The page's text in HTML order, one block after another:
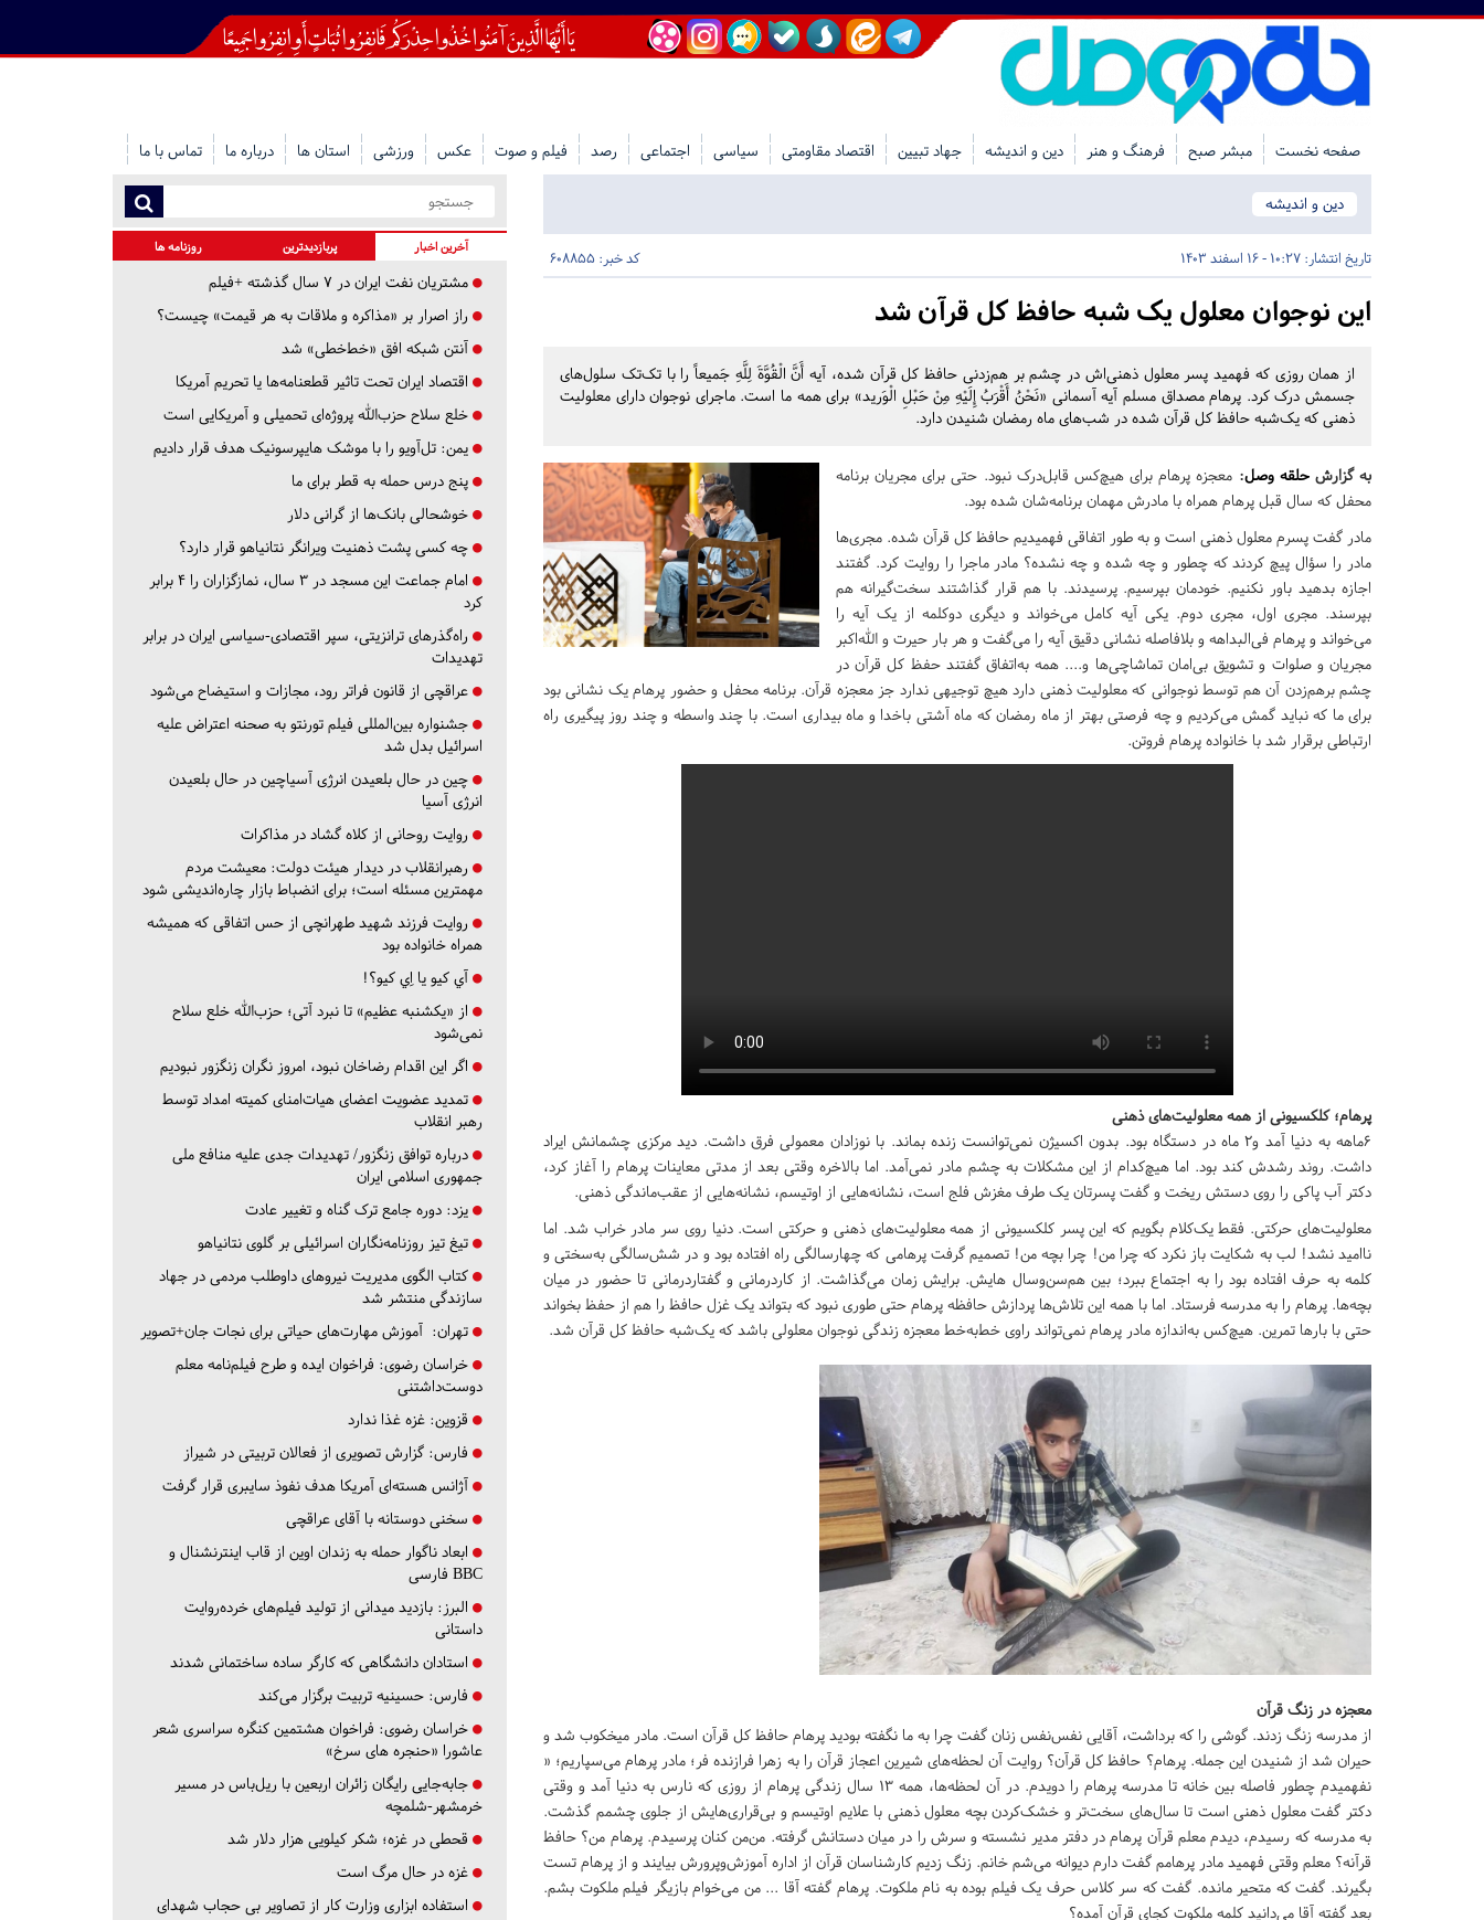
صفحه نخست مبشر صبح فرهنگ و هنر دین و اندیشه جهاد تبیین اقتصاد مقاومتی سیاسی اجتماعی رصد فیلم و صوت عکس ورزشی استان ها درباره ما تماس با ما
دین و اندیشه
تاریخ انتشار: 10:27 - 16 اسفند 1403 کد خبر: 608855
این نوجوان معلول یک شبه حافظ کل قرآن شد
از همان روزی که فهمید پسر معلول ذهنی‌اش در چشم بر هم‌زدنی حافظ کل قرآن شده، آیه أَنَّ الْقُوَّةَ لِلَّهِ جَمیعاً را با تک‌تک سلول‌های
جسمش درک کرد. پرهام مصداق مسلم آیه آسمانی «نَحْنُ أَقْرَبُ إِلَیْهِ مِنْ حَبْلِ الْوَرید» برای همه ما است. ماجرای نوجوان دارای معلولیت
ذهنی که یک‌شبه حافظ کل قرآن شده در شب‌های ماه رمضان شنیدن دارد.
به گزارشحلقه وصل: معجزه پرهام برای هیچ‌کس قابل‌درک نبود. حتی برای مجریان برنامه
محفل که سال قبل پرهام همراه با مادرش مهمان برنامه‌شان شده بود.
مادر گفت پسرم معلول ذهنی است و به طور اتفاقی فهمیدیم حافظ کل قرآن شده. مجری‌ها
مادر را سؤال پیچ کردند که چطور و چه شده و چه نشده؟ مادر ماجرا را روایت کرد. گفتند
اجازه بدهید باور نکنیم. خودمان بپرسیم. پرسیدند. با هم قرار گذاشتند سخت‌گیرانه هم
بپرسند. مجری اول، مجری دوم. یکی آیه کامل می‌خواند و دیگری دوکلمه از یک آیه را
می‌خواند و پرهام فی‌البداهه و بلافاصله نشانی دقیق آیه را می‌گفت و هر بار حیرت و الله‌اکبر
مجریان و صلوات و تشویق بی‌امان تماشاچی‌ها و.... همه به‌اتفاق گفتند حفظ کل قرآن در
چشم برهم‌زدن آن هم توسط نوجوانی که معلولیت ذهنی دارد هیچ توجیهی ندارد جز معجزه قرآن. برنامه محفل و حضور پرهام یک نشانی بود
برای ما که نباید گمش می‌کردیم و چه فرصتی بهتر از ماه رمضان که ماه آشتی باخدا و ماه بیداری است. با چند واسطه و چند روز پیگیری راه
ارتباطی برقرار شد با خانواده پرهام فروتن.
پرهام؛ کلکسیونی از همه معلولیت‌های ذهنی
6ماهه به دنیا آمد و2 ماه در دستگاه بود. بدون اکسیژن نمی‌توانست زنده بماند. با نوزادان معمولی فرق داشت. دید مرکزی چشمانش ایراد
داشت. روند رشدش کند بود. اما هیچ‌کدام از این مشکلات به چشم مادر نمی‌آمد. اما بالاخره وقتی بعد از مدتی معاینات پرهام را آغاز کرد،
دکتر آب پاکی را روی دستش ریخت و گفت پسرتان یک طرف مغزش فلج است، نشانه‌هایی از اوتیسم، نشانه‌هایی از عقب‌ماندگی ذهنی.
معلولیت‌های حرکتی. فقط یک‌کلام بگویم که این پسر کلکسیونی از همه معلولیت‌های ذهنی و حرکتی است. دنیا روی سر مادر خراب شد. اما
ناامید نشد! لب به شکایت باز نکرد که چرا من! چرا بچه من! تصمیم گرفت پرهامی که چهارسالگی راه افتاده بود و در شش‌سالگی به‌سختی و
کلمه به حرف افتاده بود را به اجتماع ببرد؛ بین هم‌سن‌وسال هایش. برایش زمان می‌گذاشت. از کاردرمانی و گفتاردرمانی تا حضور در میان
بچه‌ها. پرهام را به مدرسه فرستاد. اما با همه این تلاش‌ها پردازش حافظه پرهام حتی طوری نبود که بتواند یک غزل حافظ را هم از حفظ بخواند
حتی با بارها تمرین. هیچ‌کس به‌اندازه مادر پرهام نمی‌تواند راوی خط‌به‌خط معجزه زندگی نوجوان معلولی باشد که یک‌شبه حافظ کل قرآن شد.
معجزه در زنگ قرآن
از مدرسه زنگ زدند. گوشی را که برداشت، آقایی نفس‌نفس زنان گفت چرا به ما نگفته بودید پرهام حافظ کل قرآن است. مادر میخکوب شد و
حیران شد از شنیدن این جمله. پرهام؟ حافظ کل قرآن؟ روایت آن لحظه‌های شیرین اعجاز قرآن را به زهرا فرازنده فر؛ مادر پرهام می‌سپاریم؛ «
نفهمیدم چطور فاصله بین خانه تا مدرسه پرهام را دویدم. در آن لحظه‌ها، همه 13 سال زندگی پرهام از روزی که نارس به دنیا آمد و وقتی
دکتر گفت معلول ذهنی است تا سال‌های سخت‌تر و خشک‌کردن بچه معلول ذهنی با علایم اوتیسم و بی‌قراری‌هایش از جلوی چشمم گذشت.
به مدرسه که رسیدم، دیدم معلم قرآن پرهام در دفتر مدیر نشسته و سرش را در میان دستانش گرفته. من‌من کنان پرسیدم. پرهام من؟ حافظ
قرآنه؟ معلم وقتی فهمید مادر پرهامم گفت دارم دیوانه می‌شم خانم. زنگ زدیم کارشناسان قرآن از اداره آموزش‌وپرورش بیایند و از پرهام تست
بگیرند. گفت که متحیر مانده. گفت که سر کلاس حرف یک فیلم بوده به نام ملکوت. پرهام گفته آقا ... من می‌خوام بازیگر فیلم ملکوت بشم.
بعد گفته آقا می‌دانید کلمه ملکوت کجای قرآن آمده؟
آخرین اخبار پربازدیدترین روزنامه ها
مشتریان نفت ایران در ۷ سال گذشته +فیلم
راز اصرار بر «مذاکره و ملاقات به هر قیمت» چیست؟
آنتن شبکه افق «خط‌خطی» شد
اقتصاد ایران تحت تاثیر قطعنامه‌ها یا تحریم‌ آمریکا
خلع سلاح حزب‌الله پروژه‌ای تحمیلی و آمریکایی است
یمن: تل‌آویو را با موشک هایپرسونیک هدف قرار دادیم
پنج درس‌ حمله به قطر برای ما
خوشحالی بانک‌ها از گرانی دلار
چه کسی پشت ذهنیت ویرانگر نتانیاهو قرار دارد؟
امام جماعت این مسجد در ۳ سال، نمازگزاران را ۴ برابر
کرد
راه‌گذرهای ترانزیتی، سپر اقتصادی-سیاسی ایران در برابر
تهدیدات
عراقچی از قانون فراتر رود، مجازات و استیضاح می‌شود
جشنواره بین‌المللی فیلم تورنتو به صحنه اعتراض علیه
اسرائیل بدل شد
چین در حال بلعیدن انرژی آسیاچین در حال بلعیدن
انرژی آسیا
روایت روحانی از کلاه گشاد در مذاکرات
رهبرانقلاب در دیدار هیئت دولت: معیشت مردم
مهمترین مسئله است؛ برای انضباط بازار چاره‌اندیشی شود
روایت فرزند شهید طهرانچی از حس اتفاقی که همیشه
همراه خانواده بود
آي كيو يا اِي كيو؟!
از «یکشنبه عظیم» تا نبرد آتی؛ حزب‌الله خلع سلاح
نمی‌شود
اگر این اقدام رضاخان نبود، امروز نگران زنگزور نبودیم
تمدید عضویت اعضای هیات‌امنای کمیته امداد توسط
رهبر انقلاب
درباره توافق زنگزور/ تهدیدات جدی علیه منافع ملی
جمهوری اسلامی ایران
یزد: دوره جامع ترک گناه و تغییر عادت
تیغ تیز روزنامه‌نگاران اسرائیلی بر گلوی نتانیاهو
کتاب الگوی مدیریت نیروهای داوطلب مردمی در جهاد
سازندگی منتشر شد
تهران: آموزش مهارت‌های حیاتی برای نجات جان+تصویر
خراسان رضوی: فراخوان ایده و طرح فیلم‌نامه معلم
دوست‌داشتنی
قزوین: غزه غذا ندارد
فارس: گزارش تصویری از فعالان تربیتی در شیراز
آژانس هسته‌ای آمریکا هدف نفوذ سایبری قرار گرفت
سخنی دوستانه با آقای عراقچی
ابعاد ناگوار حمله به زندان اوین از قاب اینترنشنال و
BBC فارسی
البرز: بازدید میدانی از تولید فیلم‌های خرده‌روایت
داستانی
استادان دانشگاهی که کارگر ساده ساختمانی شدند
فارس: حسینیه تربیت برگزار می‌کند
خراسان رضوی: فراخوان هشتمین کنگره سراسری شعر
عاشورا «حنجره های سرخ»
جابه‌جایی رایگان زائران اربعین با ریل‌باس در مسیر
خرمشهر-شلمچه
قحطی در غزه؛ شکر کیلویی هزار دلار شد
غزه در حال مرگ است
استفاده ابزاری وزارت کار از تصاویر بی حجاب شهدای